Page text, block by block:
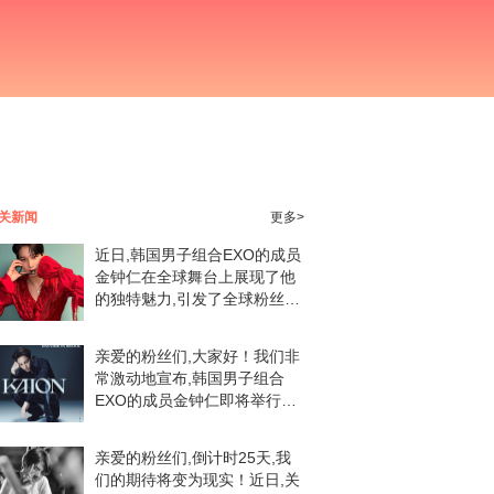
新闻 更多>
近日,韩国男子组合EXO的成员
金钟仁在全球舞台上展现了他
的独特魅力,引发了全球粉丝的
仅在音乐领域大放异彩,还在舞
台上展现了他的
亲爱的粉丝们,大家好！我们非
常激动地宣布,韩国男子组合
EXO的成员金钟仁即将举行他
演唱会对于所有喜爱金钟仁的
粉丝来说,无疑是一
亲爱的粉丝们,倒计时25天,我
们的期待将变为现实！近日,关